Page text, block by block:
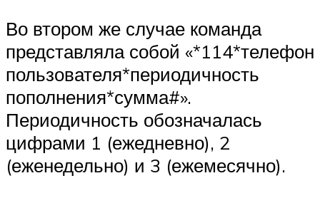
Во втором же случае команда
представляла собой «*114*телефон
пользователя*периодичность
пополнения*сумма#».
Периодичность обозначалась
цифрами 1 (ежедневно), 2
(еженедельно) и 3 (ежемесячно).